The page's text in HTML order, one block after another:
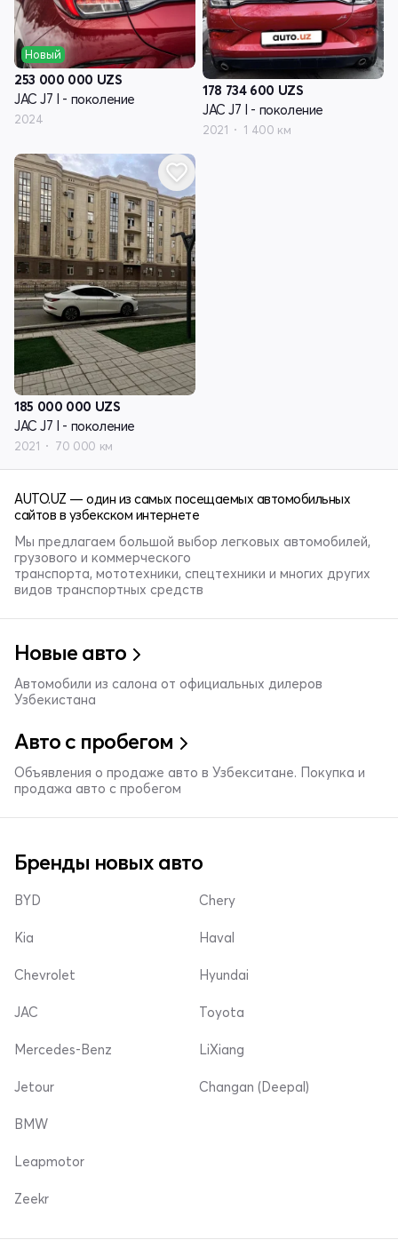
Новый
253 000 000 UZS
JAC J7 I - поколение
2024
178 734 600 UZS
JAC J7 I - поколение
2021 1 400 км
185 000 000 UZS
JAC J7 I - поколение
2021 70 000 км
AUTO.UZ — один из самых посещаемых автомобильных
сайтов в узбекском интернете
Мы предлагаем большой выбор легковых автомобилей,
грузового и коммерческого
транспорта, мототехники, спецтехники и многих других
видов транспортных средств
Новые авто
Автомобили из салона от официальных дилеров
Узбекистана
Авто с пробегом
Объявления о продаже авто в Узбекситане. Покупка и
продажа авто с пробегом
Бренды новых авто
BYD
Kia
Chevrolet
Chery
Haval
Hyundai
JAC
Mercedes-Benz
Jetour
Toyota
LiXiang
Changan (Deepal)
BMW
Leapmotor
Zeekr